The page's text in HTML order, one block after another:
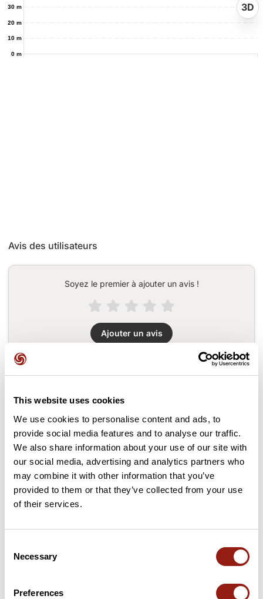
This website uses cookies
We use cookies to personalise content and ads, to
provide social media features and to analyse our traffic.
We also share information about your use of our site with
our social media, advertising and analytics partners who
may combine it with other information that you’ve
provided to them or that they’ve collected from your use
of their services.
Selection
Necessary
Preferences
0 m
10 m
20 m
30 m 3D
Avis des utilisateurs
Soyez le premier à ajouter un avis !
Ajouter un avis
24 km Col de Saint-Jean-de-Sixt 956 m
39 km Col du Marais 833 m
49 km Col de l'Epine 947 m
63 km Col des Esserieux
Cols extraits du catalogue du Club des Cent Cols